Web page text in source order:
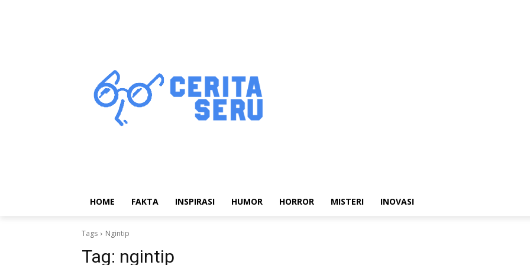
HOME FAKTA INSPIRASI HUMOR HORROR MISTERI INOVASI
Tags Ngintip
Tag: ngintip